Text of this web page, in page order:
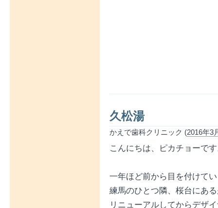
久松湯
かえで歯科クリニック (2016年3
こんにちは、ピカチョーで
一年ほど前から目を付けて
練馬のひとつ隣、桜台にあ
リニューアルしてからデザ